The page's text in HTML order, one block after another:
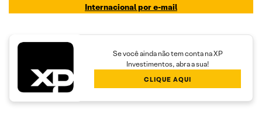
Internacional por e-mail
Se você ainda não tem conta na XP
Investimentos, abra a sua!
CLIQUE AQUI